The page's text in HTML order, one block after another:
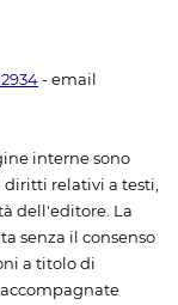
- email
interne sono
diritti relativi a testi,
dell'editore. La
senza il consenso
a titolo di